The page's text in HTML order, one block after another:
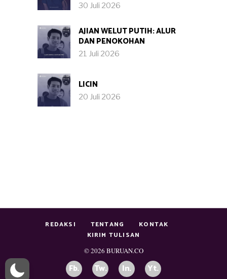
30 Juli 2026
AJIAN WELUT PUTIH: ALUR
DAN PENOKOHAN
21 Juli 2026
LICIN
20 Juli 2026
REDAKSI TENTANG
KONTAK
KIRIM TULISAN
© 2026 BURUAN.CO
Fb. Tw. In. Yt.